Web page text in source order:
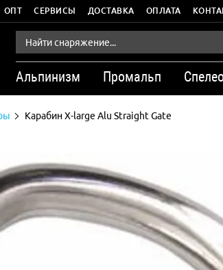
ОПТ СЕРВИСЫ ДОСТАВКА ОПЛАТА
Альпинизм Промальп
Карабин X-large Alu Straight Gate